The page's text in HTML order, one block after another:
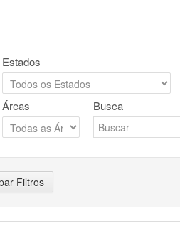
Estados
Áreas Busca
Filtros